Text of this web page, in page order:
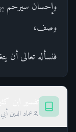
وإحسان سيرحم
وصف،
فنسأله تعالى أن
عماد الدين